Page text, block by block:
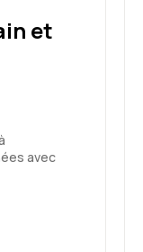
futures
: SQL : Les
K.
a l'écoute
et
avec